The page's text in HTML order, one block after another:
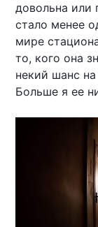
довольна или
стало менее
мире
то, кого она
некий шанс
Больше я ее